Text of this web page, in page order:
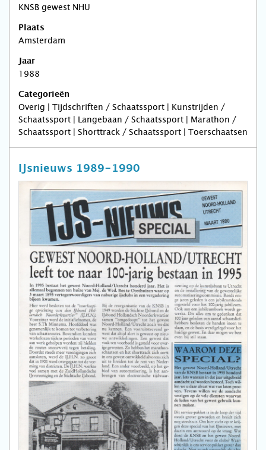
KNSB gewest NHU
Plaats
Amsterdam
Jaar
1988
Categorieën
Overig | Tijdschriften / Schaatssport | Kunstrijden /
Schaatssport | Langebaan / Schaatssport | Marathon /
Schaatssport | Shorttrack / Schaatssport | Toerschaatsen
IJsnieuws 1989-1990